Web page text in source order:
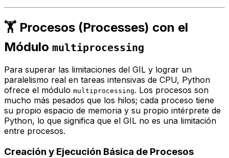
🏋️ Procesos (Processes) con el
Módulo multiprocessing
Para superar las limitaciones del GIL y lograr un
paralelismo real en tareas intensivas de CPU, Python
ofrece el módulo multiprocessing. Los procesos son
mucho más pesados que los hilos; cada proceso tiene
su propio espacio de memoria y su propio intérprete de
Python, lo que significa que el GIL no es una limitación
entre procesos.
Creación y Ejecución Básica de Procesos